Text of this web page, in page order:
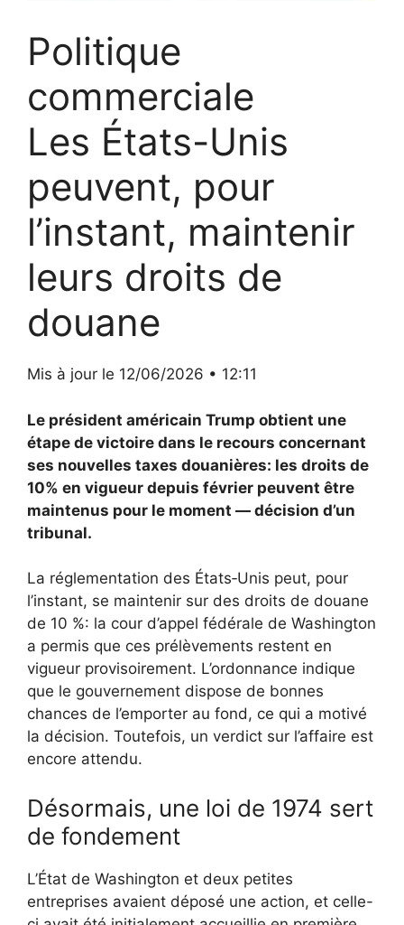
Politique
commerciale
Les États-Unis
peuvent, pour
l’instant, maintenir
leurs droits de
douane
Mis à jour le 12/06/2026 • 12:11
Le président américain Trump obtient une
étape de victoire dans le recours concernant
ses nouvelles taxes douanières: les droits de
10% en vigueur depuis février peuvent être
maintenus pour le moment — décision d’un
tribunal.
La réglementation des États‑Unis peut, pour
l’instant, se maintenir sur des droits de douane
de 10 %: la cour d’appel fédérale de Washington
a permis que ces prélèvements restent en
vigueur provisoirement. L’ordonnance indique
que le gouvernement dispose de bonnes
chances de l’emporter au fond, ce qui a motivé
la décision. Toutefois, un verdict sur l’affaire est
encore attendu.
Désormais, une loi de 1974 sert
de fondement
L’État de Washington et deux petites
entreprises avaient déposé une action, et celle-